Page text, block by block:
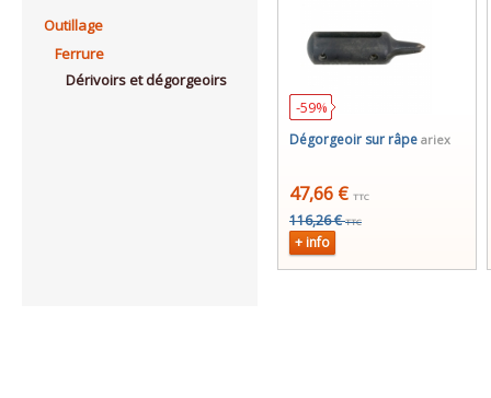
Outillage
Ferrure
Dérivoirs et dégorgeoirs
-59%
Dégorgeoir sur râpe ariex
47,66 € TTC
116,26 €TTC
+ info